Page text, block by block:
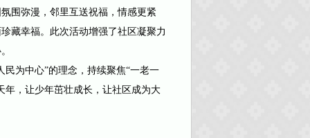
围弥漫，邻里互送祝福，情感更紧
藏幸福。此次活动增强了社区凝聚力
为中心”的理念，持续聚焦“一老一
年，让少年茁壮成长，让社区成为大